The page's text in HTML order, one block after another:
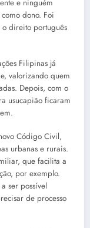
e ninguém
dono. Foi
o direito português
Filipinas já
valorizando quem
Depois, com o
usucapião ficaram
Código Civil,
urbanas e rurais.
que facilita a
por exemplo.
ser possível
de processo